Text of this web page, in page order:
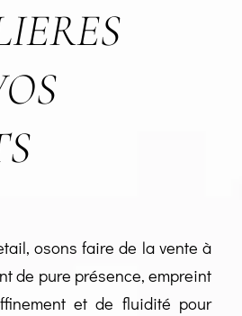
osons faire de la vente à
de pure présence, empreint
et de fluidité pour